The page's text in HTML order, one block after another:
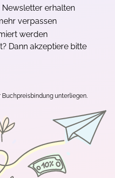
erhalten
verpassen
werden
Dann akzeptiere bitte
unterliegen.